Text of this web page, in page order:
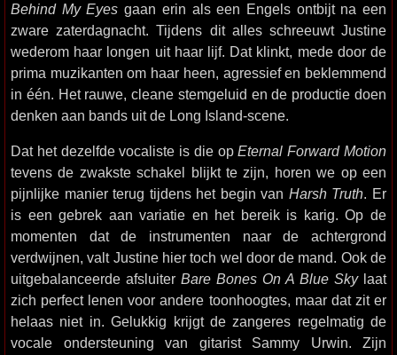
Behind My Eyes gaan erin als een Engels ontbijt na een
zware zaterdagnacht. Tijdens dit alles schreeuwt Justine
wederom haar longen uit haar lijf. Dat klinkt, mede door de
prima muzikanten om haar heen, agressief en beklemmend
in één. Het rauwe, cleane stemgeluid en de productie doen
denken aan bands uit de Long Island-scene.
Dat het dezelfde vocaliste is die opEternal Forward Motion
tevens de zwakste schakel blijkt te zijn, horen we op een
pijnlijke manier terug tijdens het begin van Harsh Truth. Er
is een gebrek aan variatie en het bereik is karig. Op de
momenten dat de instrumenten naar de achtergrond
verdwijnen, valt Justine hier toch wel door de mand. Ook de
uitgebalanceerde afsluiter Bare Bones On A Blue Skylaat
zich perfect lenen voor andere toonhoogtes, maar dat zit er
helaas niet in. Gelukkig krijgt de zangeres regelmatig de
vocale ondersteuning van gitarist Sammy Urwin. Zijn